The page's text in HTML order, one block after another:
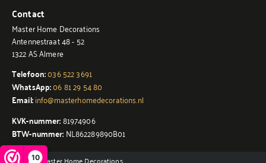
10
Contact
Master Home Decorations
Antennestraat 48 - 52
1322 AS Almere
Telefoon:036 522 3691
WhatsApp:06 81 29 54 80
Email:info@masterhomedecorations.nl
KVK-nummer:81974906
BTW-nummer: NL862289890B01